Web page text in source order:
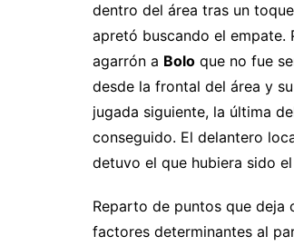
dentro del área tras un
apretó buscando el empate.
agarrón a Bolo que no fue
desde la frontal del área y
jugada siguiente, la última
conseguido. El delantero
detuvo el que hubiera sido el
Reparto de puntos que deja
factores determinantes al